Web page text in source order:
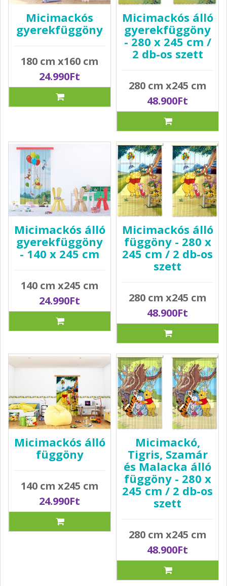
Micimackós
gyerekfüggöny
180 cm x160 cm
24.990Ft
Micimackós álló
gyerekfüggöny
- 280 x 245 cm /
2 db-os szett
280 cm x245 cm
48.900Ft
Micimackós álló
gyerekfüggöny
- 140 x 245 cm
140 cm x245 cm
24.990Ft
Micimackós álló
függöny - 280 x
245 cm / 2 db-os
szett
280 cm x245 cm
48.900Ft
Micimackós álló
függöny
140 cm x245 cm
24.990Ft
Micimackó,
Tigris, Szamár
és Malacka álló
függöny - 280 x
245 cm / 2 db-os
szett
280 cm x245 cm
48.900Ft